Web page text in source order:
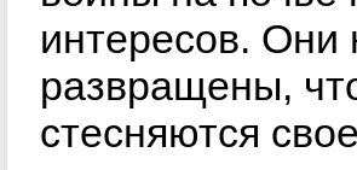
интересов. Они
развращены,
стесняются